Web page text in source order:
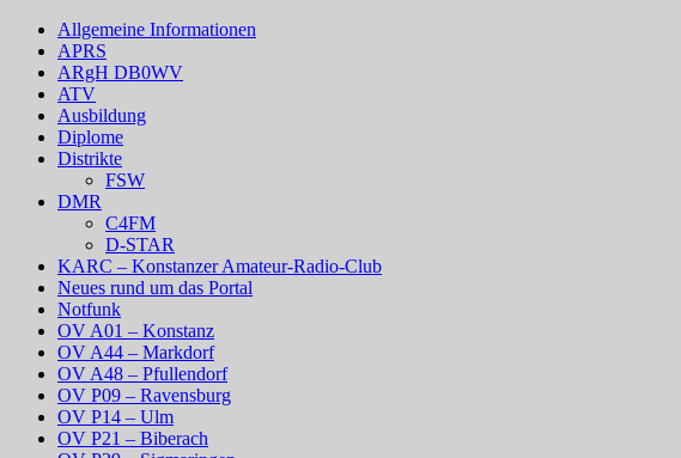
Allgemeine Informationen
APRS
ARgH DB0WV
ATV
Ausbildung
Diplome
Distrikte
FSW
DMR
C4FM
D-STAR
KARC – Konstanzer Amateur-Radio-Club
Neues rund um das Portal
Notfunk
OV A01 – Konstanz
OV A44 – Markdorf
OV A48 – Pfullendorf
OV P09 – Ravensburg
OV P14 – Ulm
OV P21 – Biberach